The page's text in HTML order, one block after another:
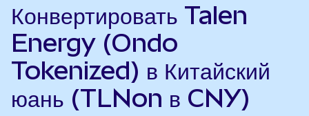
Конвертировать Talen
Energy (Ondo
Tokenized) в Китайский
юань (TLNon в CNY)